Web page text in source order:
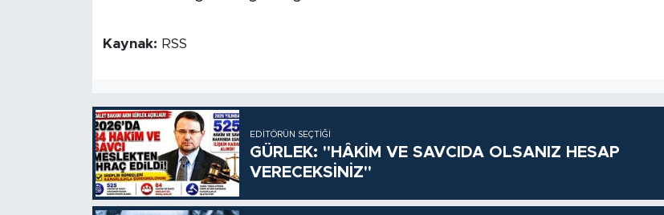
Kaynak: RSS
EDITÖRÜN SEÇTIĞI
GÜRLEK: "HÂKİM VE SAVCIDA OLSANIZ HESAP
VERECEKSİNİZ"